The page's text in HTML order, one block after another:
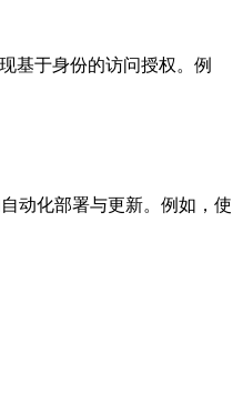
基于身份的访问授权。例
动化部署与更新。例如，使